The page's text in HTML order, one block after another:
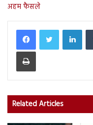
अहम फैसले
Print
Related Articles